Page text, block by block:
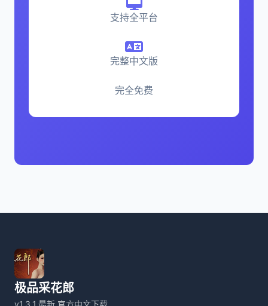
支持全平台
完整中文版
完全免费
极品采花郎
v1.3.1,最新,官方中文下载